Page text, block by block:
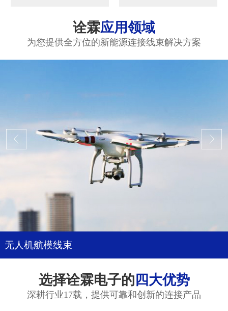
诠霖应用领域
为您提供全方位的新能源连接线束解决方案
无人机航模线束
选择诠霖电子的 四大优势
深耕行业17载，提供可靠和创新的连接产品